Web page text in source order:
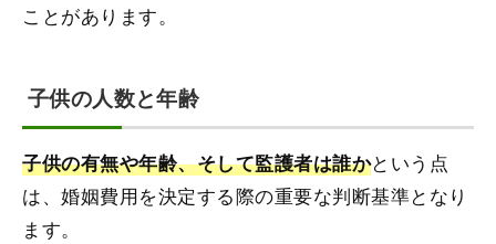
ことがあります。
子供の人数と年齢
子供の有無や年齢、そして監護者は誰かという点
は、婚姻費用を決定する際の重要な判断基準となり
ます。